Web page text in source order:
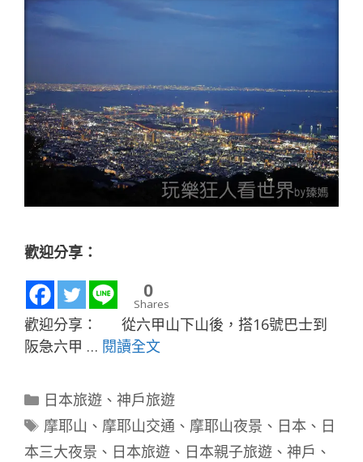
歡迎分享：
0
Shares
歡迎分享： 從六甲山下山後，搭16號巴士到
阪急六甲 … 閱讀全文
分
類
日本旅遊、 神戶旅遊
標
籤
摩耶山 、 摩耶山交通 、 摩耶山夜景 、 日本 、 日
本三大夜景 、 日本旅遊 、 日本親子旅遊 、 神戶 、